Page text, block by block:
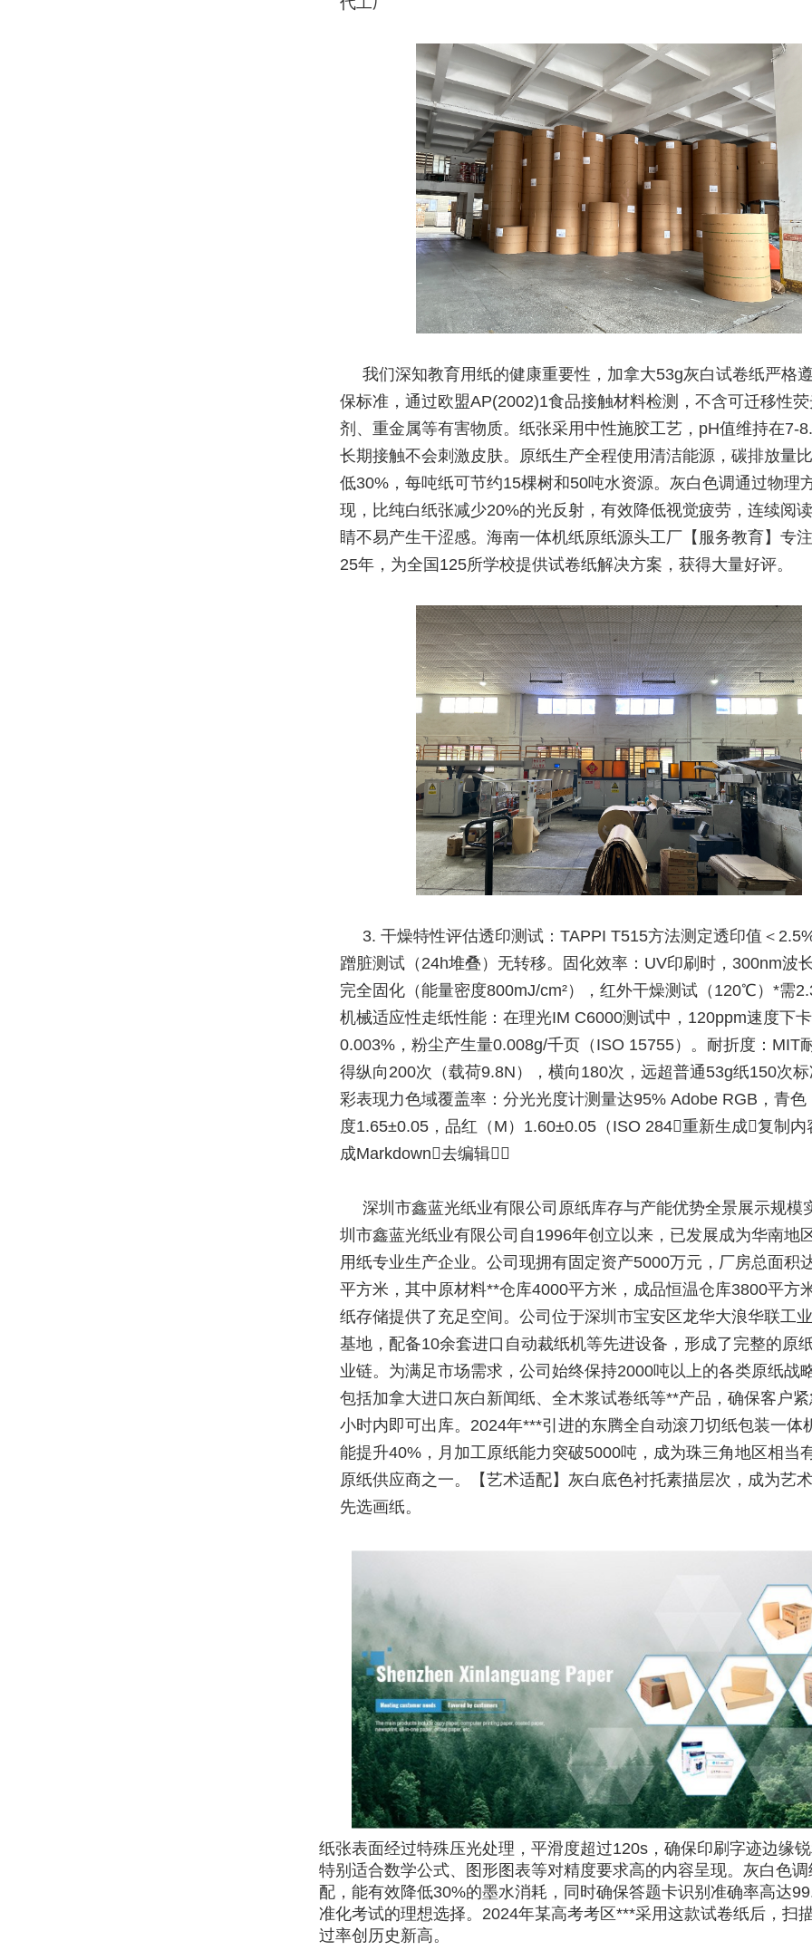
我们深知教育用纸的健康重要性，加拿大53g灰白试卷纸严格
保标准，通过欧盟AP(2002)1食品接触材料检测，不含可迁移性荧
剂、重金属等有害物质。纸张采用中性施胶工艺，pH值维持在7-
长期接触不会刺激皮肤。原纸生产全程使用清洁能源，碳排放量
低30%，每吨纸可节约15棵树和50吨水资源。灰白色调通过物理
现，比纯白纸张减少20%的光反射，有效降低视觉疲劳，连续阅
睛不易产生干涩感。海南一体机纸原纸源头工厂【服务教育】专
25年，为全国125所学校提供试卷纸解决方案，获得大量好评。
3. 干燥特性评估透印测试：TAPPI T515方法测定透印值＜
蹭脏测试（24h堆叠）无转移。固化效率：UV印刷时，300nm波
完全固化（能量密度800mJ/cm²），红外干燥测试（120℃）*需
机械适应性走纸性能：在理光IM C6000测试中，120ppm速度下
0.003%，粉尘产生量0.008g/千页（ISO 15755）。耐折度：MIT
得纵向200次（载荷9.8N），横向180次，远超普通53g纸150次
彩表现力色域覆盖率：分光光度计测量达95% Adobe RGB，青色
度1.65±0.05，品红（M）1.60±0.05（ISO 284重新生成复制内
成Markdown去编辑
深圳市鑫蓝光纸业有限公司原纸库存与产能优势全景展示规模
圳市鑫蓝光纸业有限公司自1996年创立以来，已发展成为华南地
用纸专业生产企业。公司现拥有固定资产5000万元，厂房总面积
平方米，其中原材料**仓库4000平方米，成品恒温仓库3800平方
纸存储提供了充足空间。公司位于深圳市宝安区龙华大浪华联工
基地，配备10余套进口自动裁纸机等先进设备，形成了完整的原
业链。为满足市场需求，公司始终保持2000吨以上的各类原纸战
包括加拿大进口灰白新闻纸、全木浆试卷纸等**产品，确保客户
小时内即可出库。2024年***引进的东腾全自动滚刀切纸包装一体
能提升40%，月加工原纸能力突破5000吨，成为珠三角地区相当
原纸供应商之一。【艺术适配】灰白底色衬托素描层次，成为艺
先选画纸。
纸张表面经过特殊压光处理，平滑度超过120s，确保印刷字迹边缘锐
特别适合数学公式、图形图表等对精度要求高的内容呈现。灰白色调
配，能有效降低30%的墨水消耗，同时确保答题卡识别准确率高达
准化考试的理想选择。2024年某高考考区***采用这款试卷纸后，扫
过率创历史新高。